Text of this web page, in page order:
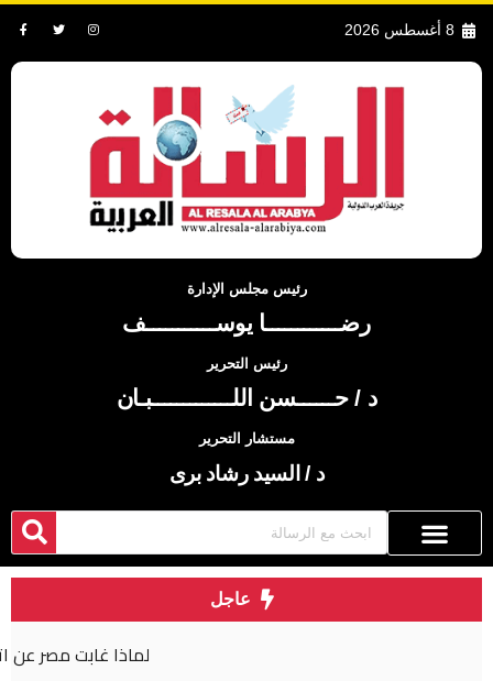
8 أغسطس 2026
رئيس مجلس الإدارة
رضــــــــــــا يوســـــــــــف
رئيس التحرير
د / حــــــسن اللـــــــــــــبـان
مستشار التحرير
د / السيد رشاد برى
عاجل
لماذا غابت مصر عن اتفاقية مكة للدفاع المشترك؟